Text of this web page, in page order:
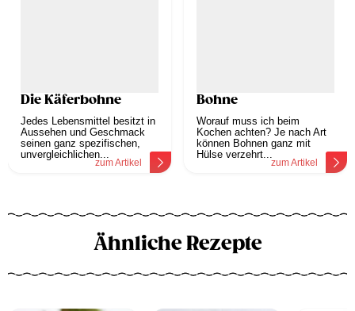
Die Käferbohne
Jedes Lebensmittel besitzt in
Aussehen und Geschmack
seinen ganz spezifischen,
unvergleichlichen...
zum Artikel
Bohne
Worauf muss ich beim
Kochen achten? Je nach Art
können Bohnen ganz mit
Hülse verzehrt...
zum Artikel
Ähnliche Rezepte